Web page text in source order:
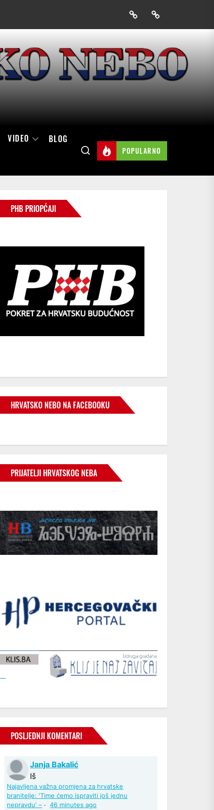
PrijavakSkini
mobilnu
Hrvatskog
neba
VIDEO BLOG
POPULARNO
PHB PRIOPĆAJI
HRVATSKO NEBO NA FACEBOOKU
PRIJATELJI HRVATSKOG NEBA
POSLJEDNJI KOMENTARI
Janja Bakalić
Iš
Najavljena važna promjena za hrvatske
branitelje: 'Time ćemo ispraviti još jednu
nepravdu' – ·46 minutes ago